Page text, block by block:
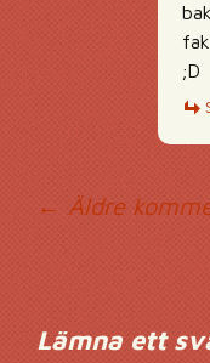
;D
← Äldre
Lämna ett